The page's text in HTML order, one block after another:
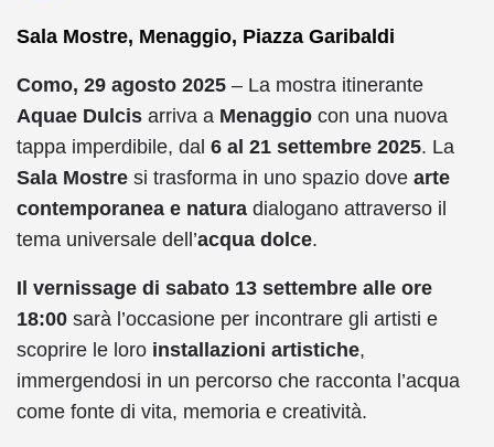
Sala Mostre, Menaggio, Piazza Garibaldi
Como, 29 agosto 2025 – La mostra itinerante
Aquae Dulcis arriva a Menaggio con una nuova
tappa imperdibile, dal 6 al 21 settembre 2025. La
Sala Mostre si trasforma in uno spazio dove arte
contemporanea e natura dialogano attraverso il
tema universale dell’acqua dolce.
Il vernissage di sabato 13 settembre alle ore
18:00 sarà l’occasione per incontrare gli artisti e
scoprire le loro installazioni artistiche,
immergendosi in un percorso che racconta l’acqua
come fonte di vita, memoria e creatività.